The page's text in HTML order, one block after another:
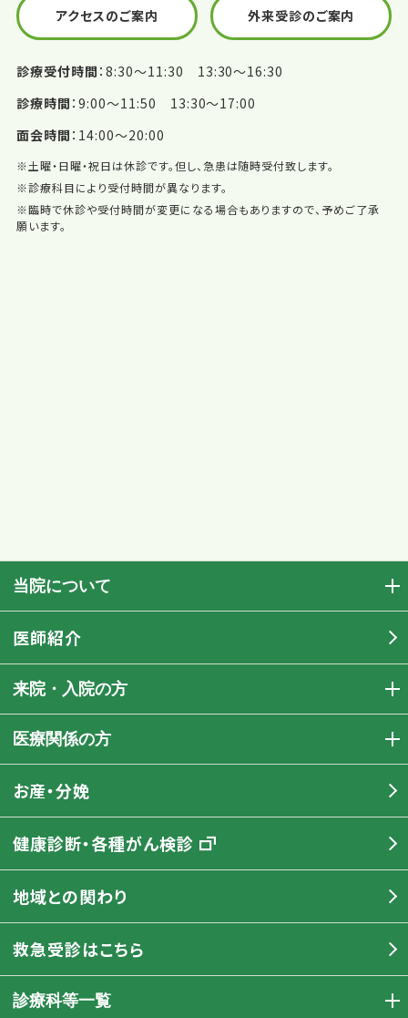
アクセスのご案内 外来受診のご案内
診療受付時間 8:30〜11:30 13:30〜16:30
診療時間 9:00〜11:50 13:30〜17:00
面会時間 14:00〜20:00
※土曜・日曜・祝日は休診です。但し、急患は随時受付致します。
※診療科目により受付時間が異なります。
※臨時で休診や受付時間が変更になる場合もありますので、予めご了承
願います。
当院について
医師紹介
来院・入院の方
医療関係の方
お産・分娩
健康診断・各種がん検診
地域との関わり
救急受診はこちら
診療科等一覧